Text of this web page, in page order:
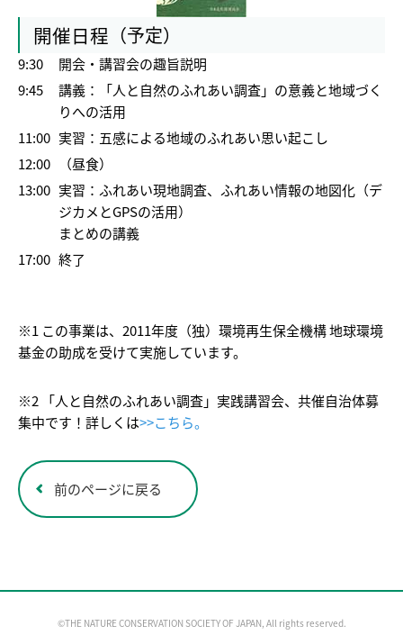
開催日程 （予定）
9:30
開会・講習会の趣旨説明
9:45
講義：「人と自然のふれあい調査」の意義と地域づく
りへの活用
11:00 実習：五感による地域のふれあい思い起こし
12:00
（昼食）
13:00 実習：ふれあい現地調査、ふれあい情報の地図化（デ
ジカメとGPSの活用）
まとめの講義
17:00 終了
※1 この事業は、2011年度（独）環境再生保全機構 地球環境
基金の助成を受けて実施しています。
※2 「人と自然のふれあい調査」実践講習会、共催自治体募
集中です！詳しくは>>こちら。
前のページに戻る
©THE NATURE CONSERVATION SOCIETY OF JAPAN, All rights reserved.